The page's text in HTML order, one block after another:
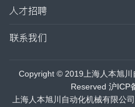
人才招聘
联系我们
Copyright © 2019上海人本旭
Reserved 沪ICP
上海人本旭川自动化机械有限公